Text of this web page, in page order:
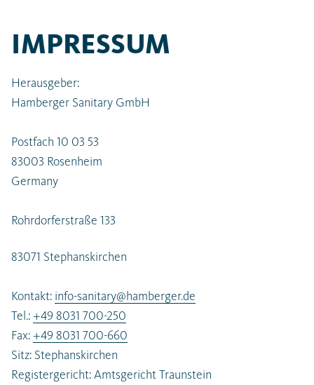
IMPRESSUM
Herausgeber:
Hamberger Sanitary GmbH
Postfach 10 03 53
83003 Rosenheim
Germany
Rohrdorferstraße 133
83071 Stephanskirchen
Kontakt: info-sanitary@hamberger.de
Tel.:+49 8031 700-250
Fax:+49 8031 700-660
Sitz: Stephanskirchen
Registergericht: Amtsgericht Traunstein